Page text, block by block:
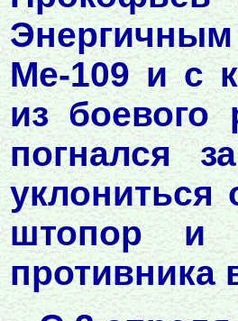
Ме-109 и с
из боевого
погнался
уклониться
штопор и
противника